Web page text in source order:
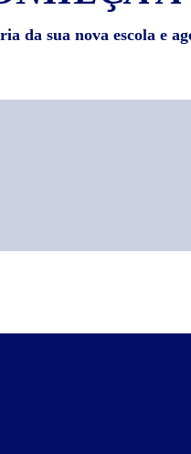
da sua nova escola e